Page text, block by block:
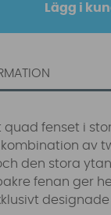
Lägg i
fenset i
av
den stora
fenan ger